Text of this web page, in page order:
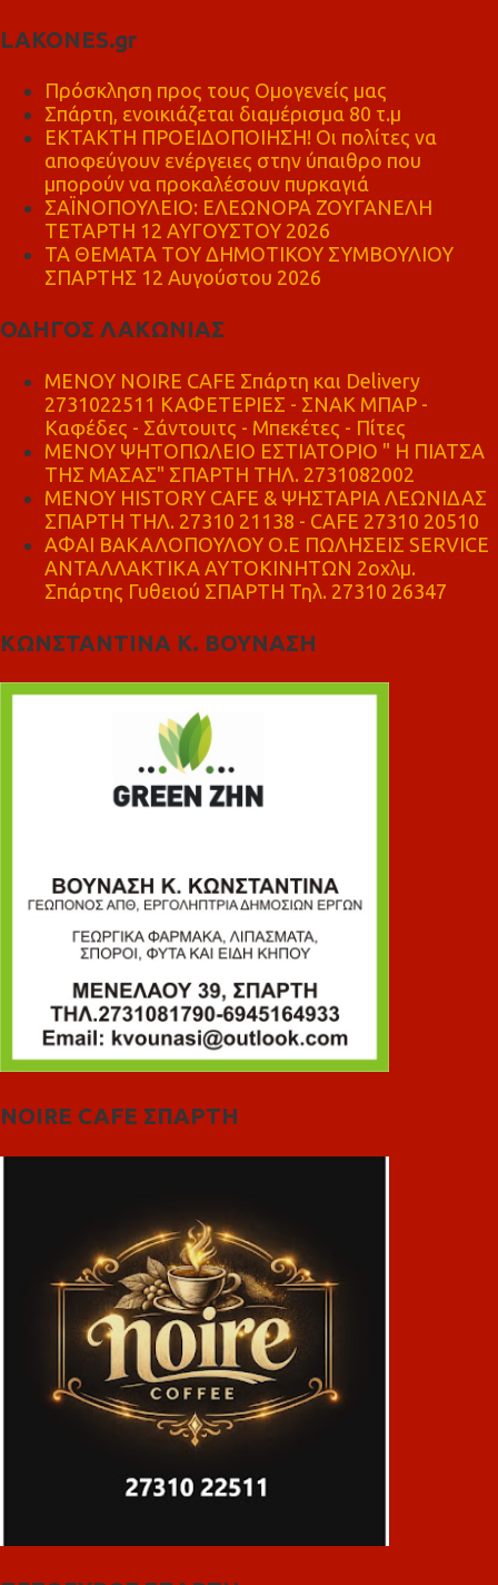
LAKONES.gr
Πρόσκληση προς τους Ομογενείς μας
Σπάρτη, ενοικιάζεται διαμέρισμα 80 τ.μ
ΕΚΤΑΚΤΗ ΠΡΟΕΙΔΟΠΟΙΗΣΗ! Οι πολίτες να
αποφεύγουν ενέργειες στην ύπαιθρο που
μπορούν να προκαλέσουν πυρκαγιά
ΣΑΪΝΟΠΟΥΛΕΙΟ: ΕΛΕΩΝΟΡΑ ΖΟΥΓΑΝΕΛΗ
ΤΕΤΑΡΤΗ 12 ΑΥΓΟΥΣΤΟΥ 2026
ΤΑ ΘΕΜΑΤΑ ΤΟΥ ΔΗΜΟΤΙΚΟΥ ΣΥΜΒΟΥΛΙΟΥ
ΣΠΑΡΤΗΣ 12 Αυγούστου 2026
ΟΔΗΓΟΣ ΛΑΚΩΝΙΑΣ
MENOY NOIRE CAFE Σπάρτη και Delivery
2731022511 ΚΑΦΕΤΕΡΙΕΣ - ΣΝΑΚ ΜΠΑΡ -
Καφέδες - Σάντουιτς - Μπεκέτες - Πίτες
ΜΕΝΟΥ ΨΗΤΟΠΩΛΕΙΟ ΕΣΤΙΑΤΟΡΙΟ " Η ΠΙΑΤΣΑ
ΤΗΣ ΜΑΣΑΣ" ΣΠΑΡΤΗ ΤΗΛ. 2731082002
ΜΕΝΟΥ HISTORY CAFE & ΨΗΣΤΑΡΙΑ ΛΕΩΝΙΔΑΣ
ΣΠΑΡΤΗ ΤΗΛ. 27310 21138 - CAFE 27310 20510
ΑΦΑΙ ΒΑΚΑΛΟΠΟΥΛΟΥ Ο.Ε ΠΩΛΗΣΕΙΣ SERVICE
ΑΝΤΑΛΛΑΚΤΙΚΑ ΑΥΤΟΚΙΝΗΤΩΝ 2οχλμ.
Σπάρτης Γυθειού ΣΠΑΡΤΗ Τηλ. 27310 26347
ΚΩΝΣΤΑΝΤΙΝΑ Κ. ΒΟΥΝΑΣΗ
NOIRE CAFE ΣΠΑΡΤΗ